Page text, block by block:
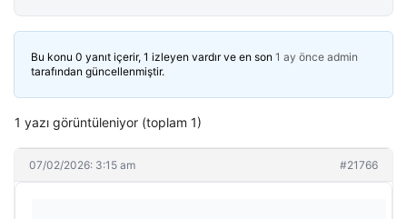
Bu konu 0 yanıt içerir, 1 izleyen vardır ve en son 1 ay önce admin
tarafından güncellenmiştir.
1 yazı görüntüleniyor (toplam 1)
07/02/2026: 3:15 am #21766